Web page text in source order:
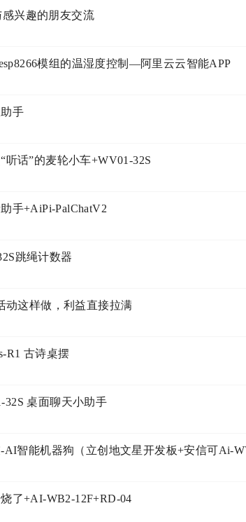
兴趣的朋友交流
模组的温湿度控制—阿里云云智能APP
手
听话”的麦轮小车+WV01-32S
手+AiPi-PalChatV2
跳绳计数器
动这样做，利益直接拉满
R1 古诗桌摆
32S 桌面聊天小助手
AI智能机器狗（立创地文星开发板+安信可Ai-
了+AI-WB2-12F+RD-04